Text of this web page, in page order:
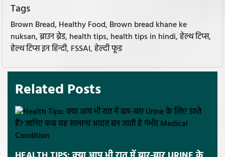
Tags
Brown Bread, Healthy Food, Brown bread khane ke
nuksan, ब्राउन ब्रेड, health tips, health tips in hindi, हेल्थ टिप्स,
हेल्थ टिप्स इन हिन्दी, FSSAI, हेल्दी फूड
Related Posts